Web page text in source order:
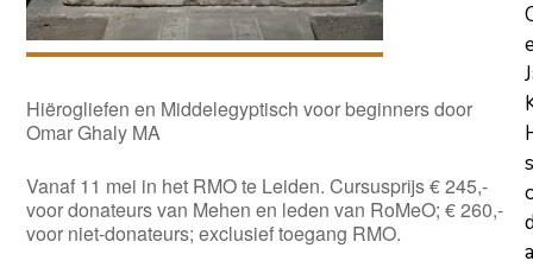
Hiërogliefen en Middelegyptisch voor beginners door
Omar Ghaly MA
Vanaf 11 mei in het RMO te Leiden. Cursusprijs € 245,-
voor donateurs van Mehen en leden van RoMeO; € 260,-
voor niet-donateurs; exclusief toegang RMO.